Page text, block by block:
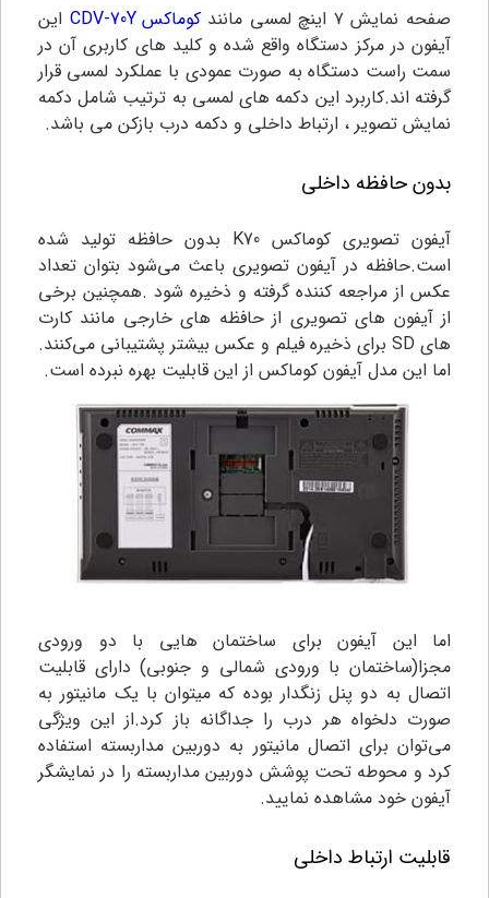
صفحه نمایش ۷ اینچ لمسی مانند
کوماکس CDV-70Y
این
آیفون در مرکز دستگاه واقع شده و کلید های کاربری آن در
سمت راست دستگاه به صورت‌ عمودی با عملکرد لمسی قرار
گرفته اند.کاربرد این دکمه های لمسی به ترتیب شامل دکمه
نمایش تصویر ، ارتباط داخلی و دکمه درب بازکن می باشد.
بدون حافظه داخلی
آیفون تصویری کوماکس K70 بدون حافظه تولید شده
است.حافظه در آیفون تصویری باعث می‌شود بتوان تعداد
عکس از مراجعه کننده گرفته و ذخیره شود .همچنین برخی
از آیفون های تصویری از حافظه های خارجی مانند کارت
های SD برای ذخیره فیلم و عکس بیشتر پشتیبانی می‌کنند.
اما این مدل آیفون کوماکس از این قابلیت بهره نبرده است.
اما این آیفون برای ساختمان هایی با دو ورودی
مجزا(ساختمان با ورودی شمالی و جنوبی) دارای قابلیت
اتصال به دو پنل زنگدار بوده که میتوان با یک مانیتور به
صورت دلخواه هر درب را جداگانه باز کرد.از این ویژگی
می‌توان برای اتصال مانیتور به دوربین مداربسته استفاده
کرد و محوطه تحت پوشش دوربین مداربسته را در نمایشگر
آیفون خود مشاهده نمایید.
قابلیت ارتباط داخلی